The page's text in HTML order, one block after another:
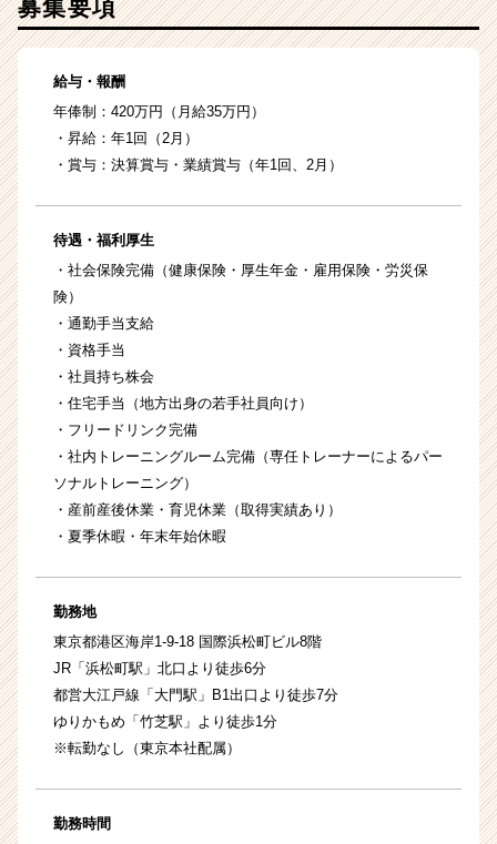
募集要項
給与・報酬
年俸制：420万円（月給35万円）
・昇給：年1回（2月）
・賞与：決算賞与・業績賞与（年1回、2月）
待遇・福利厚生
・社会保険完備（健康保険・厚生年金・雇用保険・労災保
険）
・通勤手当支給
・資格手当
・社員持ち株会
・住宅手当（地方出身の若手社員向け）
・フリードリンク完備
・社内トレーニングルーム完備（専任トレーナーによるパー
ソナルトレーニング）
・産前産後休業・育児休業（取得実績あり）
・夏季休暇・年末年始休暇
勤務地
東京都港区海岸1-9-18 国際浜松町ビル8階
JR「浜松町駅」北口より徒歩6分
都営大江戸線「大門駅」B1出口より徒歩7分
ゆりかもめ「竹芝駅」より徒歩1分
※転勤なし（東京本社配属）
勤務時間